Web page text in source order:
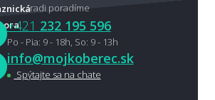
radi poradíme
+421 232 195 596
Po - Pia: 9 - 18h, So: 9 - 13h
info@mojkoberec.sk
Spýtajte sa na chate